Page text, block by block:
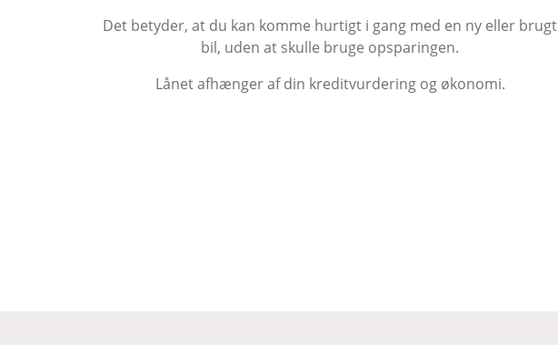
Det betyder, at du kan komme hurtigt i gang med en ny eller brugt
bil, uden at skulle bruge opsparingen.
Lånet afhænger af din kreditvurdering og økonomi.